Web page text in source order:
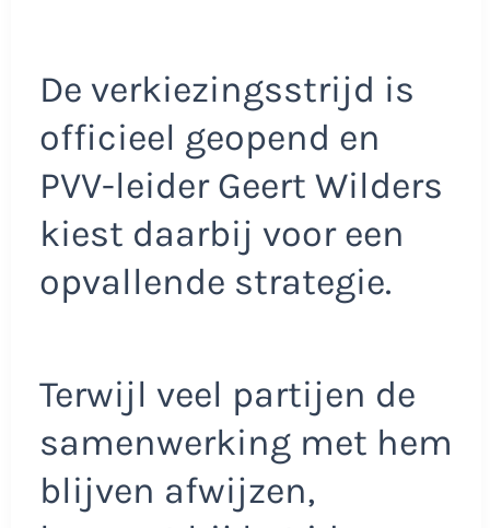
De verkiezingsstrijd is
officieel geopend en
PVV-leider Geert Wilders
kiest daarbij voor een
opvallende strategie.
Terwijl veel partijen de
samenwerking met hem
blijven afwijzen,